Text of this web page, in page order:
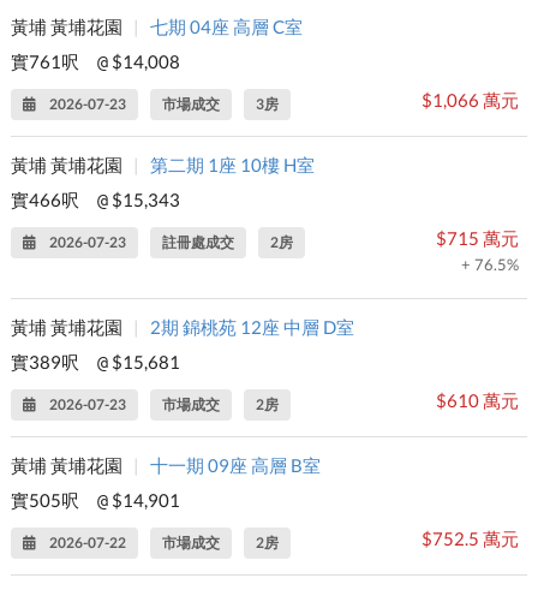
黃埔 黃埔花園 |
七期 04座 高層 C室
實761呎
@ $14,008
2026-07-23 市場成交 3房 $1,066 萬元
黃埔 黃埔花園 |
第二期 1座 10樓 H室
實466呎
@ $15,343
2026-07-23 註冊處成交 2房 $715 萬元
+ 76.5%
黃埔 黃埔花園 |
2期 錦桃苑 12座 中層 D室
實389呎
@ $15,681
2026-07-23 市場成交 2房 $610 萬元
黃埔 黃埔花園 |
十一期 09座 高層 B室
實505呎
@ $14,901
2026-07-22 市場成交 2房 $752.5 萬元